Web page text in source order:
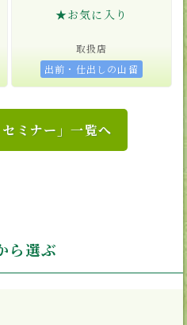
★お気に入り
取扱店
出前・仕出しの山留
セミナー」一覧へ
ら選ぶ